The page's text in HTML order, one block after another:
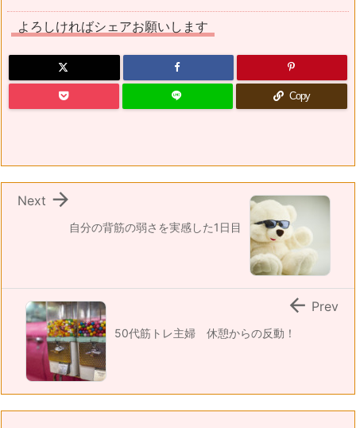
よろしければシェアお願いします
Copy
自分の背筋の弱さを実感した1日目

Next
50代筋トレ主婦 休憩からの反動！
 Prev